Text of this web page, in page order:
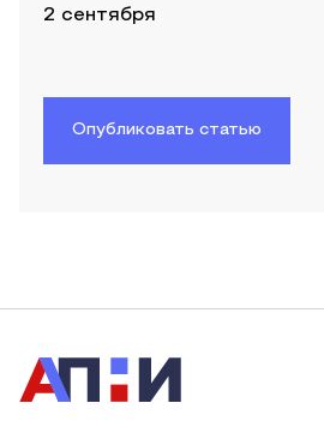
2 сентября
Опубликовать статью